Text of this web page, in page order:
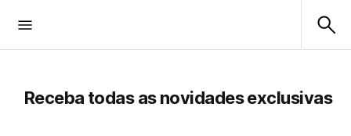
Receba todas as novidades exclusivas